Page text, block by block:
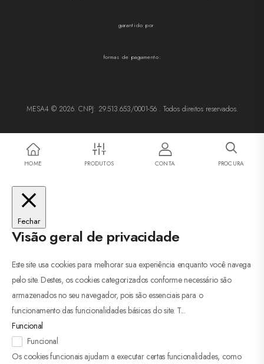
garantido por
formas de pagamento:
MESA4 © 2026. CNPJ: 29.513.653/0001-56 . Todos direitos reservados.
HOME PRODUTOS CONTA PROCURA
Fechar
Visão geral de privacidade
Este site usa cookies para melhorar sua experiência enquanto você navega
pelo site. Destes, os cookies categorizados conforme necessário são
armazenados no seu navegador, pois são essenciais para o
funcionamento das funcionalidades básicas do site. T...
Funcional
Funcional
Os cookies funcionais ajudam a executar certas funcionalidades, como